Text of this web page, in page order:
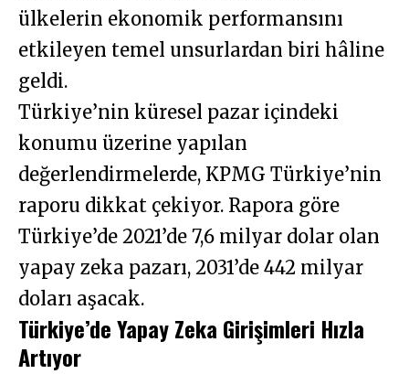
ülkelerin ekonomik performansını
etkileyen temel unsurlardan biri hâline
geldi.
Türkiye’nin küresel pazar içindeki
konumu üzerine yapılan
değerlendirmelerde, KPMG Türkiye’nin
raporu dikkat çekiyor. Rapora göre
Türkiye’de 2021’de 7,6 milyar dolar olan
yapay zeka pazarı, 2031’de 442 milyar
doları aşacak.
Türkiye’de Yapay Zeka Girişimleri Hızla
Artıyor